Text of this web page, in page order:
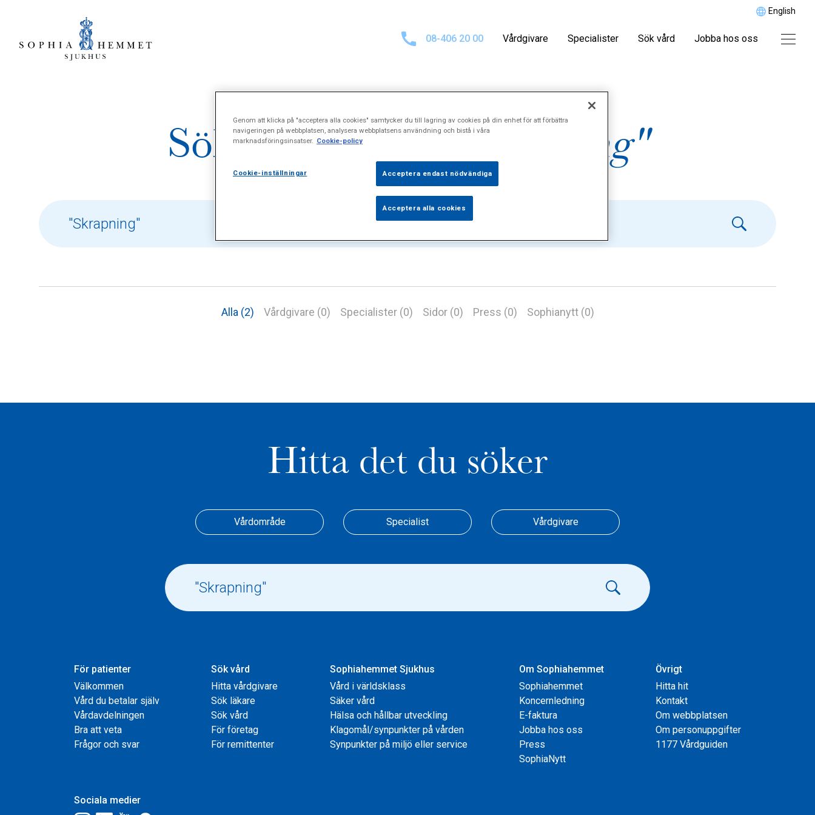
English
08-406 20 00 Vårdgivare Specialister Sök vård Jobba hos oss
Sökresultat för"Skrapning"
Alla (2) Vårdgivare (0) Specialister (0) Sidor (0) Press (0) Sophianytt (0)
Hitta det du söker
Vårdområde Specialist Vårdgivare
För patienter
Välkommen
Vård du betalar själv
Vårdavdelningen
Bra att veta
Frågor och svar
Sök vård
Hitta vårdgivare
Sök läkare
Sök vård
För företag
För remittenter
Sophiahemmet Sjukhus
Vård i världsklass
Säker vård
Hälsa och hållbar utveckling
Klagomål/synpunkter på vården
Synpunkter på miljö eller service
Om Sophiahemmet
Sophiahemmet
Koncernledning
E-faktura
Jobba hos oss
Press
SophiaNytt
Övrigt
Hitta hit
Kontakt
Om webbplatsen
Om personuppgifter
1177 Vårdguiden
Sociala medier
Genom att klicka på "acceptera alla cookies" samtycker du till lagring av cookies på din enhet för att förbättra
navigeringen på webbplatsen, analysera webbplatsens användning och bistå i våra
marknadsföringsinsatser. Cookie-policy
Cookie-inställningar Acceptera endast nödvändiga
Acceptera alla cookies